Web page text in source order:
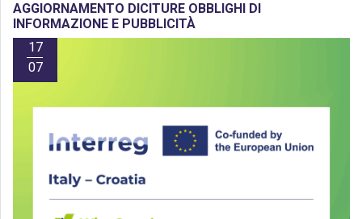
AGGIORNAMENTO DICITURE OBBLIGHI DI
INFORMAZIONE E PUBBLICITÀ
17
07